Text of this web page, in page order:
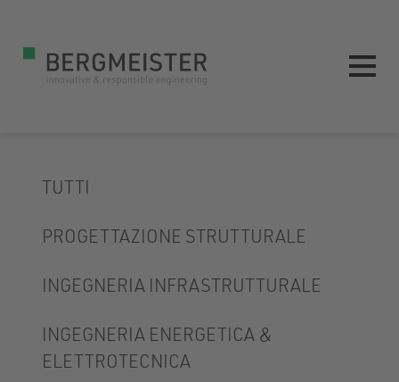
TUTTI
PROGETTAZIONE STRUTTURALE
INGEGNERIA INFRASTRUTTURALE
INGEGNERIA ENERGETICA &
ELETTROTECNICA